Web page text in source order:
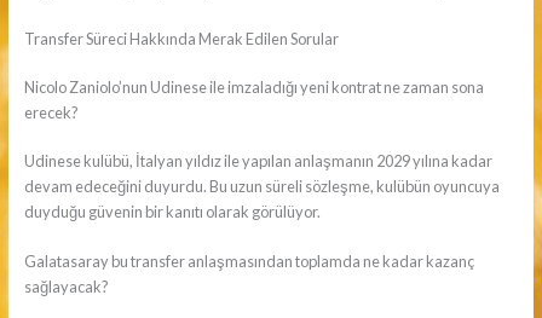
Transfer Süreci Hakkında Merak Edilen Sorular
Nicolo Zaniolo’nun Udinese ile imzaladığı yeni kontrat ne zaman sona
erecek?
Udinese kulübü, İtalyan yıldız ile yapılan anlaşmanın 2029 yılına kadar
devam edeceğini duyurdu. Bu uzun süreli sözleşme, kulübün oyuncuya
duyduğu güvenin bir kanıtı olarak görülüyor.
Galatasaray bu transfer anlaşmasından toplamda ne kadar kazanç
sağlayacak?